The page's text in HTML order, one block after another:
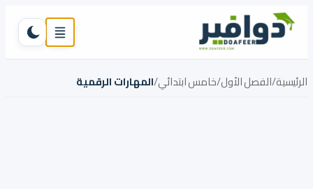
تخطي إلى المحتوى
القائمة
تبديل
الرئيسية/الفصل الأول/خامس ابتدائي/المهارات الرقمية